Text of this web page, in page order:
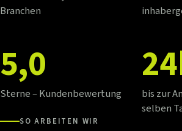
Branchen
5,0
Sterne – Kundenbewertung
bis zur
selben
SO ARBEITEN WIR